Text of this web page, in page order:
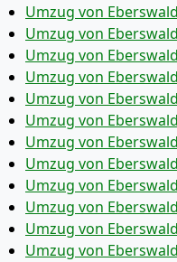
Umzug von
Umzug von
Umzug von
Umzug von
Umzug von
Umzug von
Umzug von
Umzug von
Umzug von
Umzug von
Umzug von
Umzug von